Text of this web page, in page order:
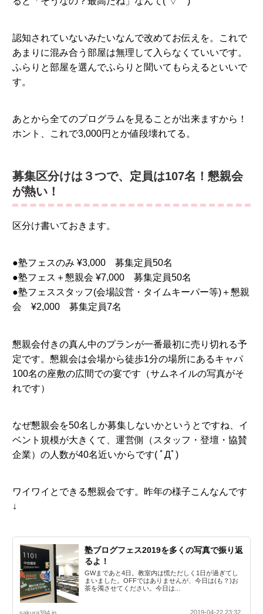
認知されていないみたいなんで改めてお伝えを。これで
あまりに混み合う部屋は無理して入らなくていいです。
ふらりと部屋を選んでふらりと聞いてもらえるといいで
す。
あとから全てのプログラムを見ることが出来ますから！
ホント、これで3,000円とか値段壊れてる。
募集区分けは３つで、定員は107名！懇親会
が熱い！
区分け書いておきます。
●塾フェスのみ ¥3,000 募集定員50名
●塾フェス＋懇親会 ¥7,000 募集定員50名
●塾フェススタッフ(会場設営・タイムキーパー等)＋懇親
会 ¥2,000 募集定員7名
懇親会付きの真ん中のプランが一番最初に売り切れる予
定です。懇親会は会場から徒歩1分の場所にあるキャパ
100名の座敷の広間での宴です（サムネイルの写真がそ
れです）
なぜ懇親会を50名しか募集しないかというとですね、イ
ベント規模が大きくて、運営側（スタッフ・登壇・協賛
企業）の人数が40名近いからです( ﾟДﾟ)
ワイワイとできる懇親会です。昨年の様子こんなんです
↓
塾ブログフェス2019を多くの写真で振り返
るよ！
GWまであと4日。教室内は慌ただしく1日が過ぎてし
まいました。OFFではありませんが、今日は(も？)お
茶を濁させてください。今日は...
2019-04-22 23:32